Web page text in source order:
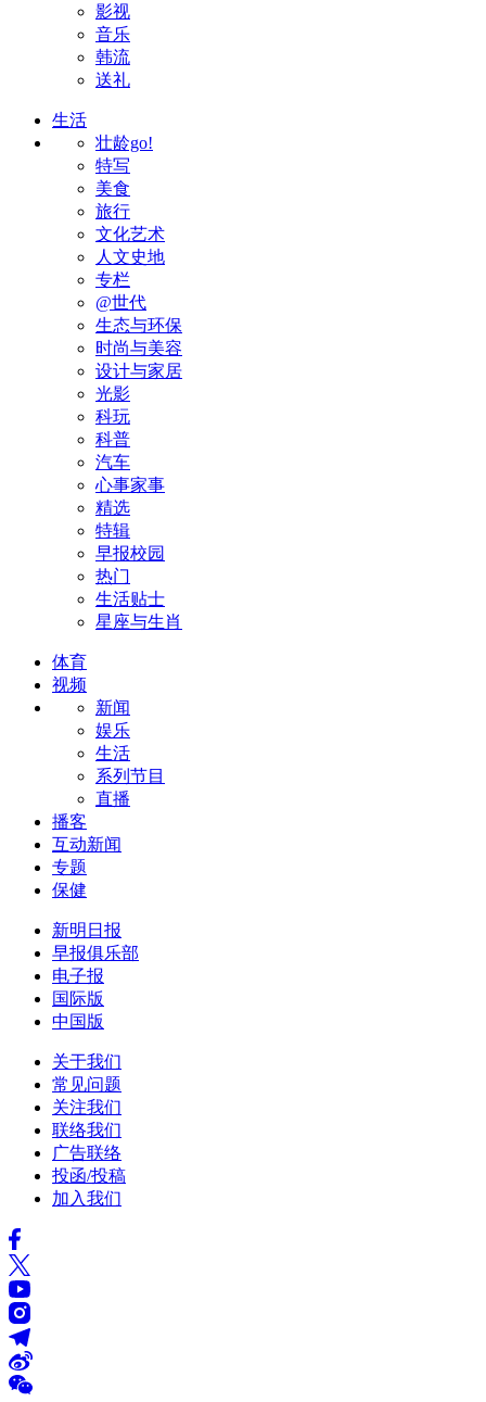
影视
音乐
韩流
送礼
生活
壮龄go!
特写
美食
旅行
文化艺术
人文史地
专栏
@世代
生态与环保
时尚与美容
设计与家居
光影
科玩
科普
汽车
心事家事
精选
特辑
早报校园
热门
生活贴士
星座与生肖
体育
视频
新闻
娱乐
生活
系列节目
直播
播客
互动新闻
专题
保健
新明日报
早报俱乐部
电子报
国际版
中国版
关于我们
常见问题
关注我们
联络我们
广告联络
投函/投稿
加入我们